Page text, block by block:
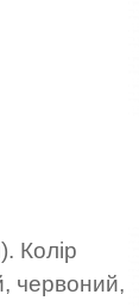
Колір
червоний,